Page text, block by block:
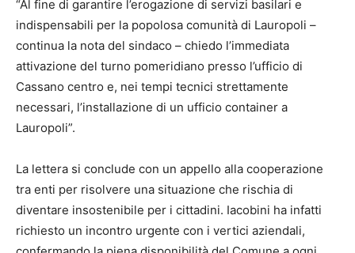
“Al fine di garantire l’erogazione di servizi basilari e
indispensabili per la popolosa comunità di Lauropoli –
continua la nota del sindaco – chiedo l’immediata
attivazione del turno pomeridiano presso l’ufficio di
Cassano centro e, nei tempi tecnici strettamente
necessari, l’installazione di un ufficio container a
Lauropoli”.
La lettera si conclude con un appello alla cooperazione
tra enti per risolvere una situazione che rischia di
diventare insostenibile per i cittadini. Iacobini ha infatti
richiesto un incontro urgente con i vertici aziendali,